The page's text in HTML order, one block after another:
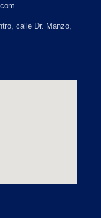
calle Dr. Manzo,